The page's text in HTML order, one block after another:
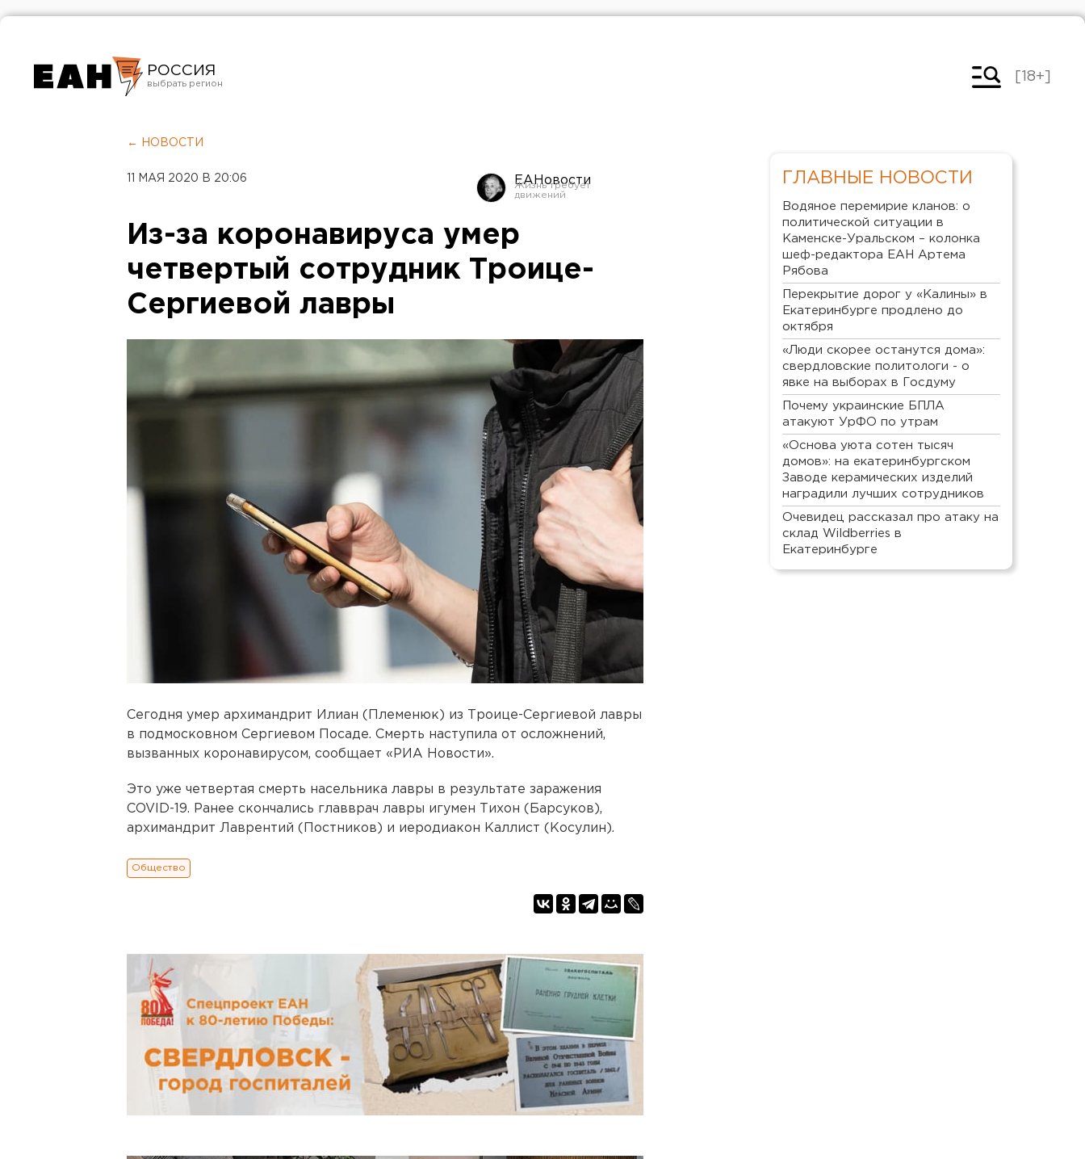
РОССИЯ
Челябинск
[18+]
← НОВОСТИ
11 МАЯ 2020 В 20:06 ЕАНовости
Из-за коронавируса умер
четвертый сотрудник Троице-
Сергиевой лавры
Сегодня умер архимандрит Илиан (Племенюк) из Троице-Сергиевой лавры
в подмосковном Сергиевом Посаде. Смерть наступила от осложнений,
вызванных коронавирусом, сообщает «РИА Новости».
Это уже четвертая смерть насельника лавры в результате заражения
COVID-19. Ранее скончались главврач лавры игумен Тихон (Барсуков),
архимандрит Лаврентий (Постников) и иеродиакон Каллист (Косулин).
Общество
ГЛАВНЫЕ НОВОСТИ
Водяное перемирие кланов: о
политической ситуации в
Каменске-Уральском – колонка
шеф-редактора ЕАН Артема
Рябова
Перекрытие дорог у «Калины» в
Екатеринбурге продлено до
октября
«Люди скорее останутся дома»:
свердловские политологи - о
явке на выборах в Госдуму
Почему украинские БПЛА
атакуют УрФО по утрам
«Основа уюта сотен тысяч
домов»: на екатеринбургском
Заводе керамических изделий
наградили лучших сотрудников
Очевидец рассказал про атаку на
склад Wildberries в
Екатеринбурге